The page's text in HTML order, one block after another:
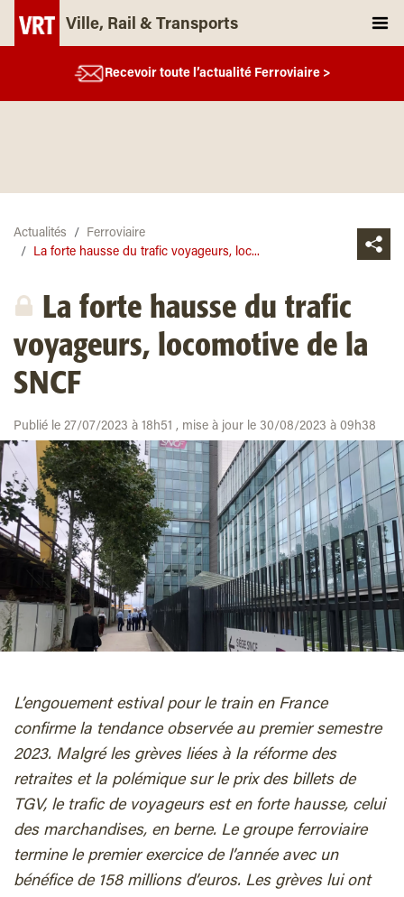
Ville, Rail & Transports
Recevoir toute l’actualité Ferroviaire >
Actualités
Ferroviaire
La forte hausse du trafic voyageurs, loc...
La forte hausse du trafic
voyageurs, locomotive de la
SNCF
Publié le 27/07/2023 à 18h51 , mise à jour le 30/08/2023 à 09h38
L’engouement estival pour le train en France
confirme la tendance observée au premier semestre
2023. Malgré les grèves liées à la réforme des
retraites et la polémique sur le prix des billets de
TGV, le trafic de voyageurs est en forte hausse, celui
des marchandises, en berne. Le groupe ferroviaire
termine le premier exercice de l’année avec un
bénéfice de 158 millions d’euros. Les grèves lui ont